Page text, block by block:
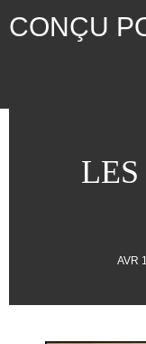
CONÇU
LES
AVR